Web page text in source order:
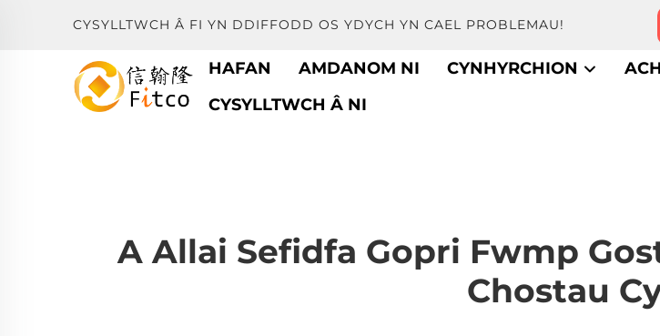
CYSYLLTWCH Â FI YN DDIFFODD OS YDYCH YN CAEL PROBLEMAU!
HAFAN AMDANOM NI CYNHYRCHION
CYSYLLTWCH Â NI
A Allai Sefidfa Gopri Fwmp
Chostau